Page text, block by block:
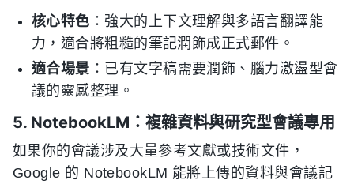
核心特色 ：強大的上下文理解與多語言翻譯能
力，適合將粗糙的筆記潤飾成正式郵件。
適合場景 ：已有文字稿需要潤飾、腦力激盪型會
議的靈感整理。
5. NotebookLM：複雜資料與研究型會議專用
如果你的會議涉及大量參考文獻或技術文件，
Google 的 NotebookLM 能將上傳的資料與會議記